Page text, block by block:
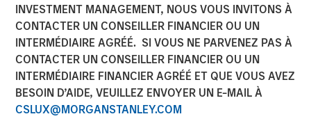
INVESTMENT MANAGEMENT, NOUS VOUS INVITONS À
CONTACTER UN CONSEILLER FINANCIER OU UN
INTERMÉDIAIRE AGRÉÉ. SI VOUS NE PARVENEZ PAS À
CONTACTER UN CONSEILLER FINANCIER OU UN
INTERMÉDIAIRE FINANCIER AGRÉÉ ET QUE VOUS AVEZ
BESOIN D’AIDE, VEUILLEZ ENVOYER UN E-MAIL À
CSLUX@MORGANSTANLEY.COM
30 OCTOBRE 2024
Flip AI’s Observability Intelligence Platform is Data and